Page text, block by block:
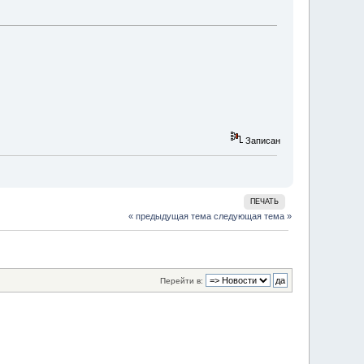
Записан
ПЕЧАТЬ
« предыдущая тема следующая тема »
Перейти в: